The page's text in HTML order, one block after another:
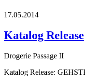
17.05.2014
Katalog Release
Drogerie Passage II
Katalog Release: